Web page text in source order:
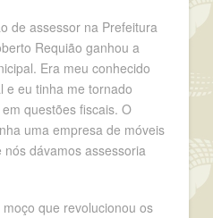
de assessor na Prefeitura
Requião ganhou a
Era meu conhecido
e eu tinha me tornado
questões fiscais. O
uma empresa de móveis
dávamos assessoria
que revolucionou os